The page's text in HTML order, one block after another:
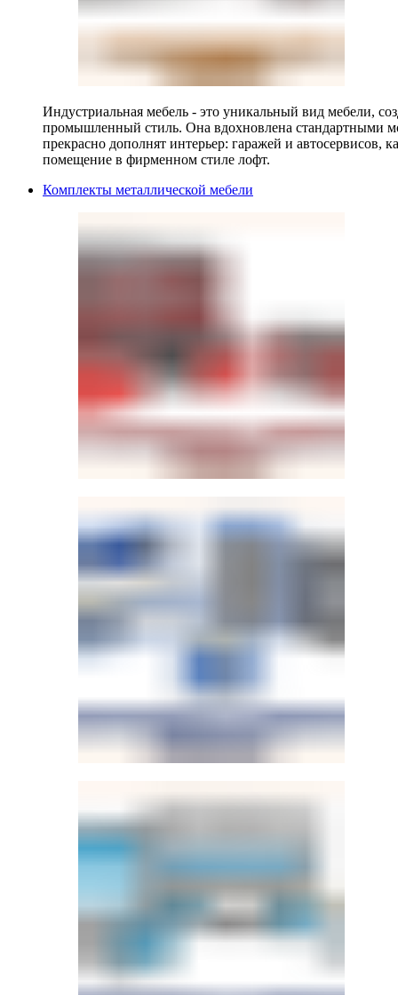
Индустриальная мебель - это уникальный вид мебели,
промышленный стиль. Она вдохновлена стандартными
прекрасно дополнят интерьер: гаражей и автосервисов,
помещение в фирменном стиле лофт.
Комплекты металлической мебели